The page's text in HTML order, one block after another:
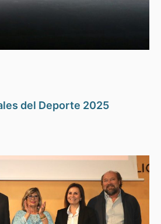
del Deporte 2025